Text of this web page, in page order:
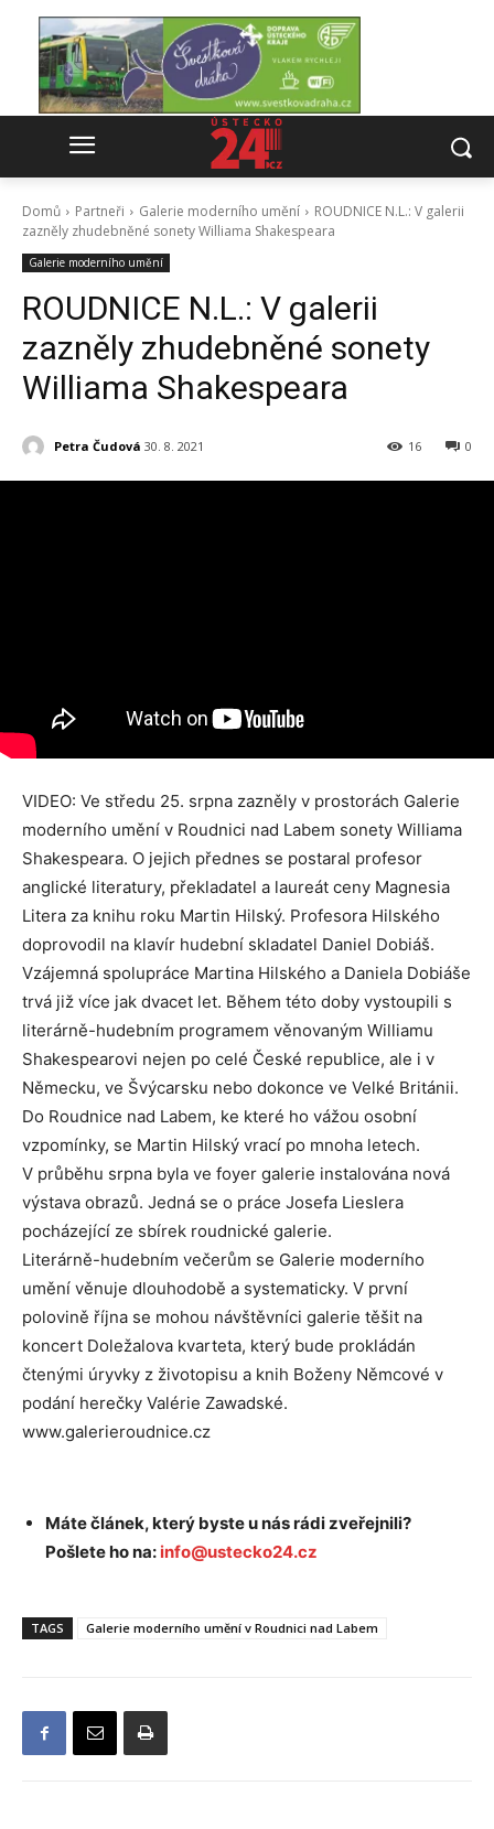
Domů Partneři Galerie moderního umění
ROUDNICE N.L.: V galerii
zazněly zhudebněné sonety Williama Shakespeara
Galerie moderního umění
ROUDNICE N.L.: V galerii
zazněly zhudebněné sonety
Williama Shakespeara
Petra Čudová 30. 8. 2021 0
16
VIDEO: Ve středu 25. srpna zazněly v prostorách Galerie
moderního umění v Roudnici nad Labem sonety Williama
Shakespeara. O jejich přednes se postaral profesor
anglické literatury, překladatel a laureát ceny Magnesia
Litera za knihu roku Martin Hilský. Profesora Hilského
doprovodil na klavír hudební skladatel Daniel Dobiáš.
Vzájemná spolupráce Martina Hilského a Daniela Dobiáše
trvá již více jak dvacet let. Během této doby vystoupili s
literárně-hudebním programem věnovaným Williamu
Shakespearovi nejen po celé České republice, ale i v
Německu, ve Švýcarsku nebo dokonce ve Velké Británii.
Do Roudnice nad Labem, ke které ho vážou osobní
vzpomínky, se Martin Hilský vrací po mnoha letech.
V průběhu srpna byla ve foyer galerie instalována nová
výstava obrazů. Jedná se o práce Josefa Lieslera
pocházející ze sbírek roudnické galerie.
Literárně-hudebním večerům se Galerie moderního
umění věnuje dlouhodobě a systematicky. V první
polovině října se mohou návštěvníci galerie těšit na
koncert Doležalova kvarteta, který bude prokládán
čtenými úryvky z životopisu a knih Boženy Němcové v
podání herečky Valérie Zawadské.
www.galerieroudnice.cz
Máte článek, který byste u nás rádi zveřejnili?
Pošlete ho na: info@ustecko24.cz
TAGS Galerie moderního umění v Roudnici nad Labem